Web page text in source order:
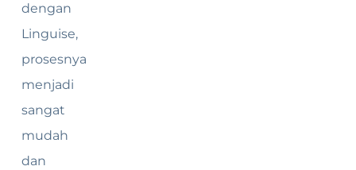
dengan
Linguise,
prosesnya
menjadi
sangat
mudah
dan